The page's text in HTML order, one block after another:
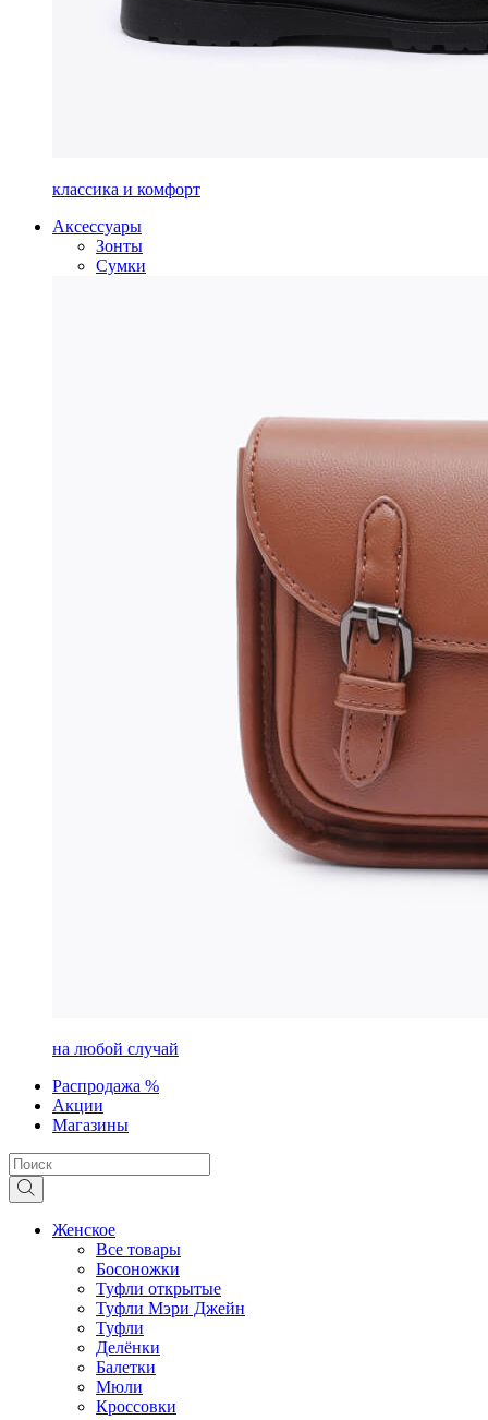
классика и комфорт
Аксессуары
Зонты
Сумки
на любой случай
Распродажа %
Акции
Магазины
Женское
Все товары
Босоножки
Туфли открытые
Туфли Мэри Джейн
Туфли
Делёнки
Балетки
Мюли
Кроссовки